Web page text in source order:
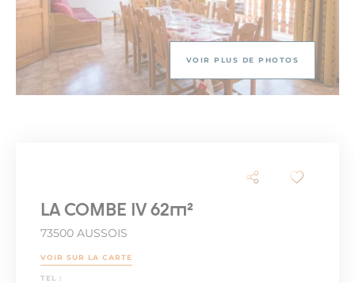
VOIR PLUS DE PHOTOS
LA COMBE IV 62m²
73500 AUSSOIS
VOIR SUR LA CARTE
TEL :